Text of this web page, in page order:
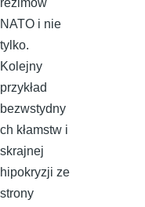
reżimów
NATO i nie
tylko.
Kolejny
przykład
bezwstydny
ch kłamstw i
skrajnej
hipokryzji ze
strony